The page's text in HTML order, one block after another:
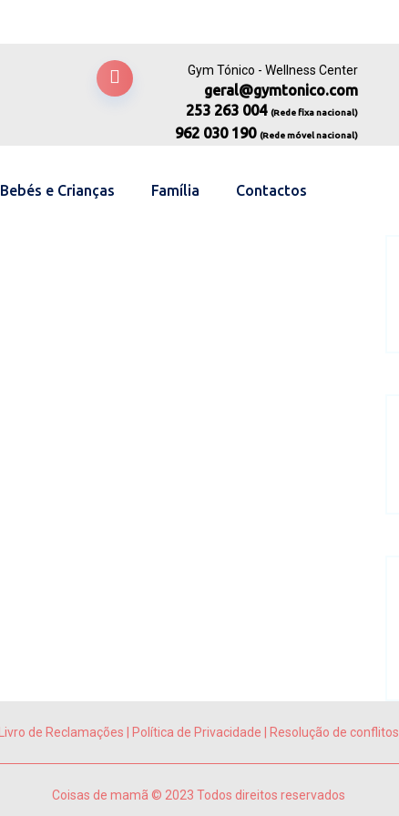
Gym Tónico - Wellness Center
geral@gymtonico.com
253 263 004 (Rede fixa nacional)
962 030 190 (Rede móvel nacional)
Bebés e Crianças Família Contactos
Livro de Reclamações Política de Privacidade Resolução de conflitos
Coisas de mamã © 2023 Todos direitos reservados